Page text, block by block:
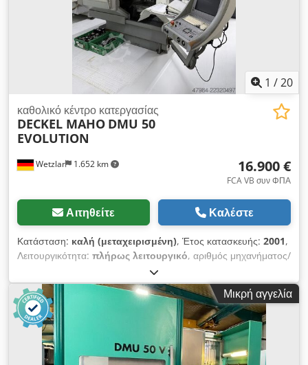
1 /20
Wetzlar 1.652 km
καθολικό κέντρο κατεργασίας
DECKEL MAHO DMU 50
EVOLUTION
16.900 €
FCA VB συν ΦΠΑ
Αιτηθείτε Καλέστε
Κατάσταση: καλή (μεταχειρισμένη), Έτος κατασκευής: 2001,
Λειτουργικότητα: πλήρως λειτουργικό, αριθμός μηχανήματος/
, διαδρομή άξονα Χ:
διαδρομή άξονα Y:420 χιλ., διαδρομή άξονα Z:380 χιλ., ταχεία
μετατόπιση άξονα X:
50 μ/λεπτό, ταχεία μετακίνηση άξονας Y:
50 μ/λεπτό
, ταχεία μετακίνηση άξονα Z:50 μ/λεπτό, ταχύτητα
προώθησης άξονα Χ:
, ταχύτητα τροφοδοσίας
άξονα Υ:20 μ/λεπτό , ταχύτητα προώθησης άξονα Z:
20 μ/
λεπτό, ονομαστική (φαινομενική) ισχύς: 40 kVA, ροπή
Μικρή αγγελία